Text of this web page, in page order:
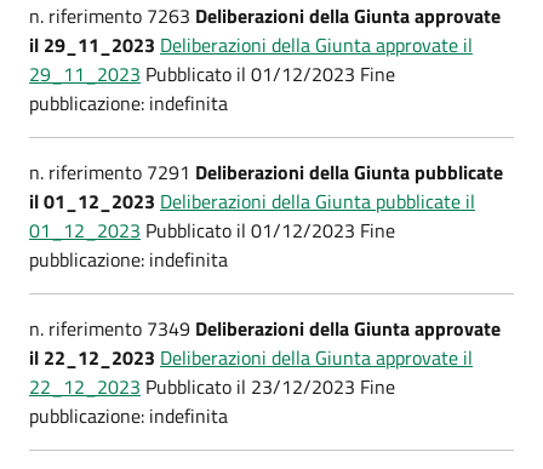
n. riferimento 7263 Deliberazioni della Giunta approvate
il 29_11_2023 Deliberazioni della Giunta approvate il
29_11_2023 Pubblicato il 01/12/2023 Fine
pubblicazione: indefinita
n. riferimento 7291 Deliberazioni della Giunta pubblicate
il 01_12_2023 Deliberazioni della Giunta pubblicate il
01_12_2023 Pubblicato il 01/12/2023 Fine
pubblicazione: indefinita
n. riferimento 7349 Deliberazioni della Giunta approvate
il 22_12_2023 Deliberazioni della Giunta approvate il
22_12_2023 Pubblicato il 23/12/2023 Fine
pubblicazione: indefinita